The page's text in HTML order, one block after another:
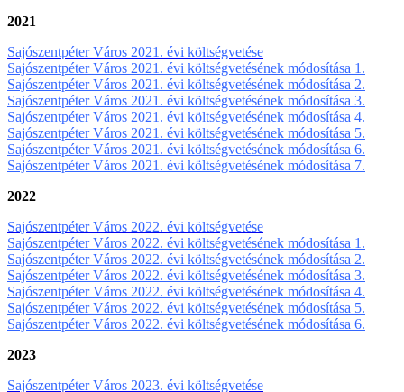
2021
Sajószentpéter Város 2021. évi költségvetése
Sajószentpéter Város 2021. évi költségvetésének módosítása 1.
Sajószentpéter Város 2021. évi költségvetésének módosítása 2.
Sajószentpéter Város 2021. évi költségvetésének módosítása 3.
Sajószentpéter Város 2021. évi költségvetésének módosítása 4.
Sajószentpéter Város 2021. évi költségvetésének módosítása 5.
Sajószentpéter Város 2021. évi költségvetésének módosítása 6.
Sajószentpéter Város 2021. évi költségvetésének módosítása 7.
2022
Sajószentpéter Város 2022. évi költségvetése
Sajószentpéter Város 2022. évi költségvetésének módosítása 1.
Sajószentpéter Város 2022. évi költségvetésének módosítása 2.
Sajószentpéter Város 2022. évi költségvetésének módosítása 3.
Sajószentpéter Város 2022. évi költségvetésének módosítása 4.
Sajószentpéter Város 2022. évi költségvetésének módosítása 5.
Sajószentpéter Város 2022. évi költségvetésének módosítása 6.
2023
Sajószentpéter Város 2023. évi költségvetése